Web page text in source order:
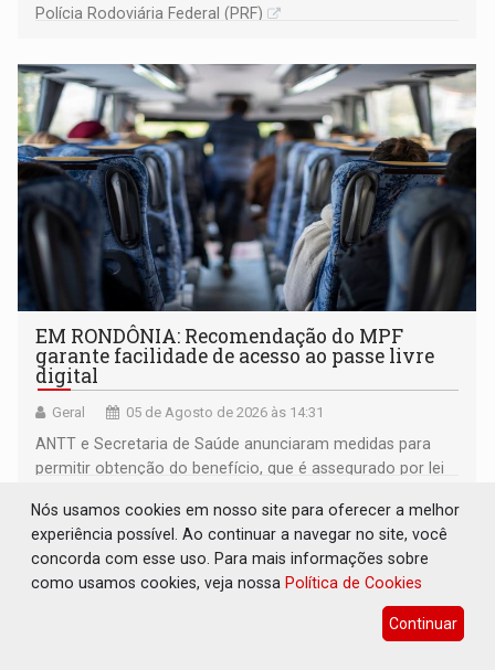
Polícia Rodoviária Federal (PRF)
EM RONDÔNIA: Recomendação do MPF
garante facilidade de acesso ao passe livre
digital
Geral 05 de Agosto de 2026 às 14:31
ANTT e Secretaria de Saúde anunciaram medidas para
permitir obtenção do benefício, que é assegurado por lei
Nós usamos cookies em nosso site para oferecer a melhor
experiência possível. Ao continuar a navegar no site, você
concorda com esse uso. Para mais informações sobre
como usamos cookies, veja nossa Política de Cookies
Continuar